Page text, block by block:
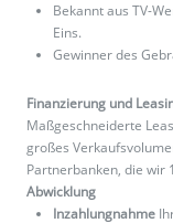
Bekannt aus TV-
Eins.
Gewinner des
Finanzierung und
Maßgeschneiderte
großes
Partnerbanken, die wir
Abwicklung
Inzahlungnahme